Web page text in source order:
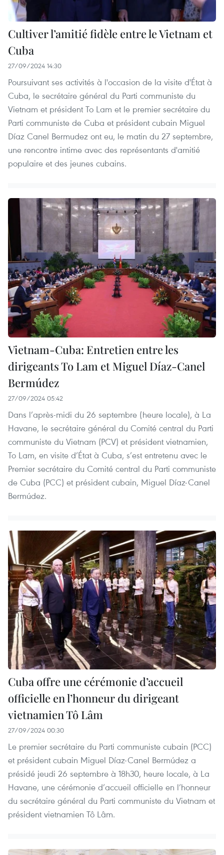
Cultiver l’amitié fidèle entre le Vietnam et
Cuba
27/09/2024 14:30
Poursuivant ses activités à l'occasion de la visite d'État à
Cuba, le secrétaire général du Parti communiste du
Vietnam et président To Lam et le premier secrétaire du
Parti communiste de Cuba et président cubain Miguel
Díaz Canel Bermudez ont eu, le matin du 27 septembre,
une rencontre intime avec des représentants d'amitié
populaire et des jeunes cubains.
Vietnam-Cuba: Entretien entre les
dirigeants To Lam et Miguel Díaz-Canel
Bermúdez
27/09/2024 05:42
Dans l’après-midi du 26 septembre (heure locale), à La
Havane, le secrétaire général du Comité central du Parti
communiste du Vietnam (PCV) et président vietnamien,
To Lam, en visite d’État à Cuba, s’est entretenu avec le
Premier secrétaire du Comité central du Parti communiste
de Cuba (PCC) et président cubain, Miguel Díaz-Canel
Bermúdez.
Cuba offre une cérémonie d’accueil
officielle en l’honneur du dirigeant
vietnamien Tô Lâm
27/09/2024 00:30
Le premier secrétaire du Parti communiste cubain (PCC)
et président cubain Miguel Díaz-Canel Bermúdez a
présidé jeudi 26 septembre à 18h30, heure locale, à La
Havane, une cérémonie d’accueil officielle en l’honneur
du secrétaire général du Parti communiste du Vietnam et
président vietnamien Tô Lâm.